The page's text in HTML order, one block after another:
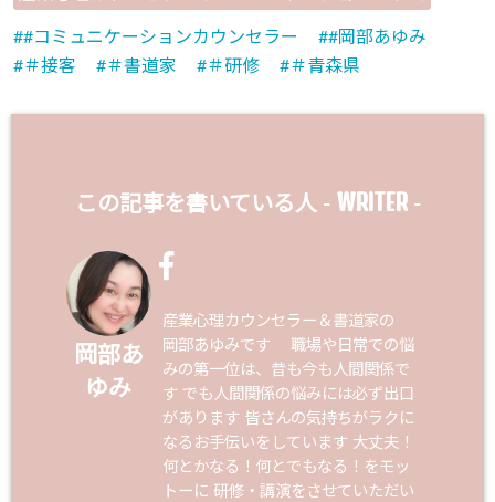
#コミュニケーションカウンセラー
#岡部あゆみ
＃接客
＃書道家 ＃研修 ＃青森県
この記事を書いている人 - WRITER-
岡部あ
ゆみ
産業心理カウンセラー＆書道家の
岡部あゆみです 職場や日常での悩
みの第一位は、昔も今も人間関係で
す でも人間関係の悩みには必ず出口
があります 皆さんの気持ちがラクに
なるお手伝いをしています 大丈夫！
何とかなる！何とでもなる！をモッ
トーに 研修・講演をさせていただい